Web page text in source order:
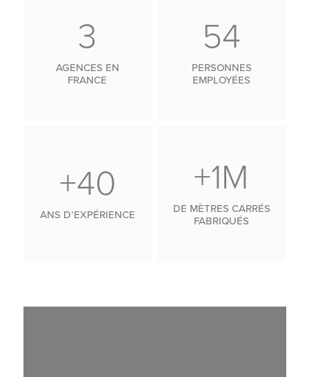
3
AGENCES EN
FRANCE
54
PERSONNES
EMPLOYÉES
+40
ANS D’EXPÉRIENCE
+1M
DE MÈTRES CARRÉS
FABRIQUÉS